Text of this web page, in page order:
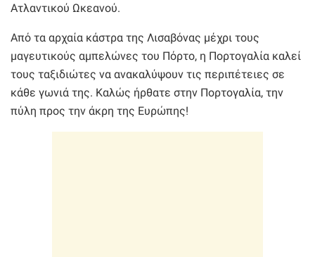
Ατλαντικού Ωκεανού.
Από τα αρχαία κάστρα της Λισαβόνας μέχρι τους
μαγευτικούς αμπελώνες του Πόρτο, η Πορτογαλία καλεί
τους ταξιδιώτες να ανακαλύψουν τις περιπέτειες σε
κάθε γωνιά της. Καλώς ήρθατε στην Πορτογαλία, την
πύλη προς την άκρη της Ευρώπης!